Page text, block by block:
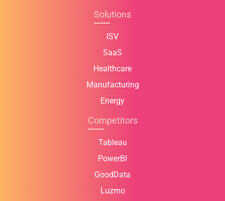
Solutions
ISV
SaaS
Healthcare
Manufacturing
Energy
Competitors
Tableau
PowerBI
GoodData
Luzmo